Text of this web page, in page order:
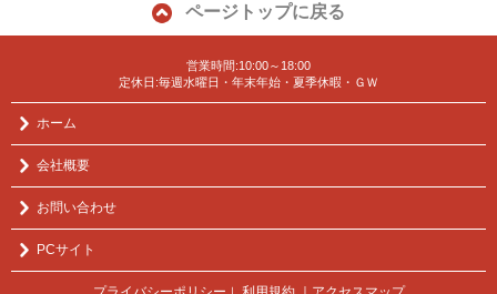
ページトップに戻る
営業時間:10:00～18:00
定休日:毎週水曜日・年末年始・夏季休暇・ＧＷ
ホーム
会社概要
お問い合わせ
PCサイト